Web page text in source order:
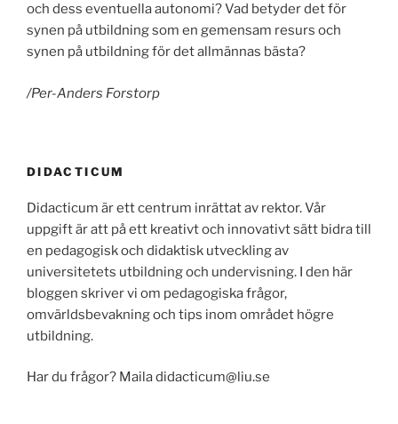
och dess eventuella autonomi? Vad betyder det för
synen på utbildning som en gemensam resurs och
synen på utbildning för det allmännas bästa?
/Per-Anders Forstorp
DIDACTICUM
Didacticum är ett centrum inrättat av rektor. Vår
uppgift är att på ett kreativt och innovativt sätt bidra till
en pedagogisk och didaktisk utveckling av
universitetets utbildning och undervisning. I den här
bloggen skriver vi om pedagogiska frågor,
omvärldsbevakning och tips inom området högre
utbildning.
Har du frågor? Maila didacticum@liu.se